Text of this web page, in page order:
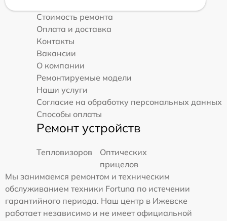
Стоимость ремонта
Оплата и доставка
Контакты
Вакансии
О компании
Ремонтируемые модели
Наши услуги
Согласие на обработку персональных данных
Способы оплаты
Ремонт устройств
Тепловизоров
Оптических
прицелов
Мы занимаемся ремонтом и техническим
обслуживанием техники Fortuna по истечении
гарантийного периода. Наш центр в Ижевске
работает независимо и не имеет официальной